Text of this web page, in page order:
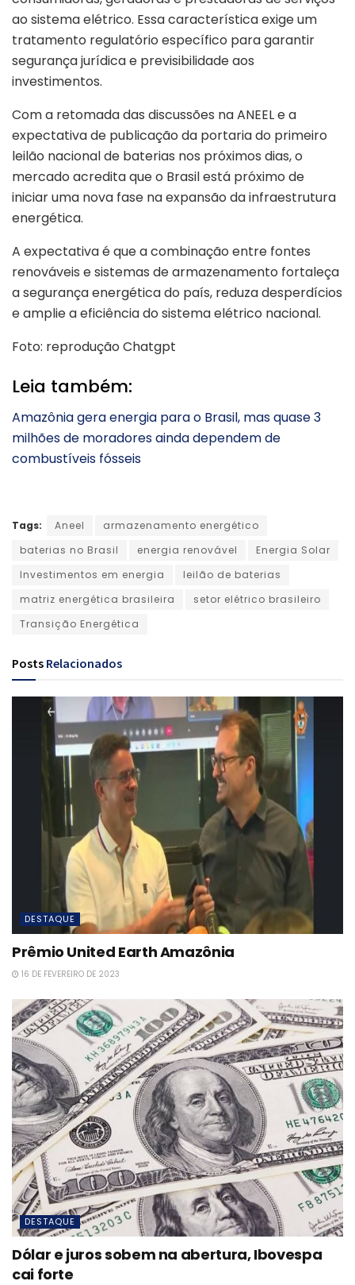
ao sistema elétrico. Essa característica exige um
tratamento regulatório específico para garantir
segurança jurídica e previsibilidade aos
investimentos.
Com a retomada das discussões na ANEEL e a
expectativa de publicação da portaria do primeiro
leilão nacional de baterias nos próximos dias, o
mercado acredita que o Brasil está próximo de
iniciar uma nova fase na expansão da infraestrutura
energética.
A expectativa é que a combinação entre fontes
renováveis e sistemas de armazenamento fortaleça
a segurança energética do país, reduza desperdícios
e amplie a eficiência do sistema elétrico nacional.
Foto: reprodução Chatgpt
Leia também:
Amazônia gera energia para o Brasil, mas quase 3
milhões de moradores ainda dependem de
combustíveis fósseis
Tags: Aneel
armazenamento energético
baterias no Brasil
energia renovável
Energia Solar
Investimentos em energia
leilão de baterias
matriz energética brasileira
setor elétrico brasileiro
Transição Energética
Posts Relacionados
DESTAQUE
Prêmio United Earth Amazônia
16 DE FEVEREIRO DE 2023
DESTAQUE
Dólar e juros sobem na abertura, Ibovespa
cai forte